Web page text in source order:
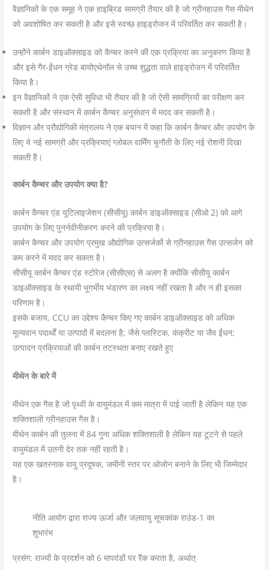
वैज्ञानिकों के एक समूह ने एक हाइब्रिड सामग्री तैयार की है जो ग्रीनहाउस गैस मीथेन
को अवशोषित कर सकती है और इसे स्वच्छ हाइड्रोजन में परिवर्तित कर सकती है।
उन्होंने कार्बन डाइऑक्साइड को कैप्चर करने की एक प्रक्रिया का अनुकरण किया है
और इसे गैर-ईंधन ग्रेड बायोएथेनॉल से उच्च शुद्धता वाले हाइड्रोजन में परिवर्तित
किया है।
इन वैज्ञानिकों ने एक ऐसी सुविधा भी तैयार की है जो ऐसी सामग्रियों का परीक्षण कर
सकती है और संस्थान में कार्बन कैप्चर अनुसंधान में मदद कर सकती है।
विज्ञान और प्रौद्योगिकी मंत्रालय ने एक बयान में कहा कि कार्बन कैप्चर और उपयोग के
लिए ये नई सामग्री और प्रक्रियाएं ग्लोबल वार्मिंग चुनौती के लिए नई रोशनी दिखा
सकती हैं।
कार्बन कैप्चर और उपयोग क्या है?
कार्बन कैप्चर एंड यूटिलाइजेशन (सीसीयू) कार्बन डाइऑक्साइड (सीओ 2) को आगे
उपयोग के लिए पुनर्नवीनीकरण करने की प्रक्रिया है।
कार्बन कैप्चर और उपयोग प्रमुख औद्योगिक उत्सर्जकों से ग्रीनहाउस गैस उत्सर्जन को
कम करने में मदद कर सकता है।
सीसीयू कार्बन कैप्चर एंड स्टोरेज (सीसीएस) से अलग है क्योंकि सीसीयू कार्बन
डाइऑक्साइड के स्थायी भूगर्भीय भंडारण का लक्ष्य नहीं रखता है और न ही इसका
परिणाम है।
इसके बजाय, CCU का उद्देश्य कैप्चर किए गए कार्बन डाइऑक्साइड को अधिक
मूल्यवान पदार्थों या उत्पादों में बदलना है; जैसे प्लास्टिक, कंक्रीट या जैव ईंधन;
उत्पादन प्रक्रियाओं की कार्बन तटस्थता बनाए रखते हुए
मीथेन के बारे में
मीथेन एक गैस है जो पृथ्वी के वायुमंडल में कम मात्रा में पाई जाती है लेकिन यह एक
शक्तिशाली ग्रीनहाउस गैस है।
मीथेन कार्बन की तुलना में 84 गुना अधिक शक्तिशाली है लेकिन यह टूटने से पहले
वायुमंडल में उतनी देर तक नहीं रहती है।
यह एक खतरनाक वायु प्रदूषक, जमीनी स्तर पर ओजोन बनाने के लिए भी जिम्मेदार
है।
नीति आयोग द्वारा राज्य ऊर्जा और जलवायु सूचकांक राउंड-1 का
शुभारंभ
प्रसंग: राज्यों के प्रदर्शन को 6 मापदंडों पर रैंक करता है, अर्थात्